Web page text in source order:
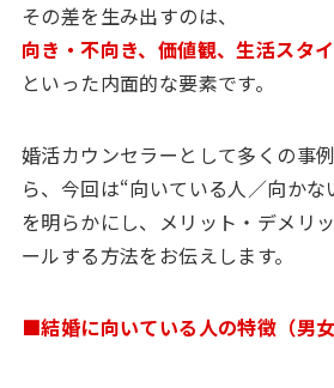
その差を生み出すのは、
向き・不向き、価値観、生活スタ
といった内面的な要素です。
婚活カウンセラーとして多くの事
ら、今回は“向いている人／向か
を明らかにし、メリット・デメリ
ールする方法をお伝えします。
■結婚に向いている人の特徴（男女